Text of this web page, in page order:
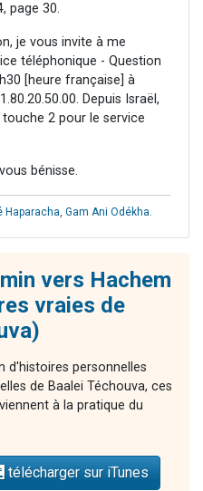
page 30.
je vous invite à me
téléphonique - Question
[heure française] à
Depuis Israël,
touche 2 pour le service
bénisse.
Haparacha, Gam Ani Odékha.
vers Hachem
vraies de
d'histoires personnelles
de Baalei Téchouva, ces
à la pratique du
télécharger sur iTunes